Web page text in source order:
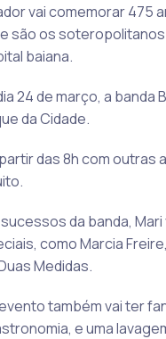
vai comemorar 475
são os
baiana.
24 de março, a banda
da Cidade.
das 8h com outras
da banda,
como Marcia
Medidas.
também vai ter
e uma